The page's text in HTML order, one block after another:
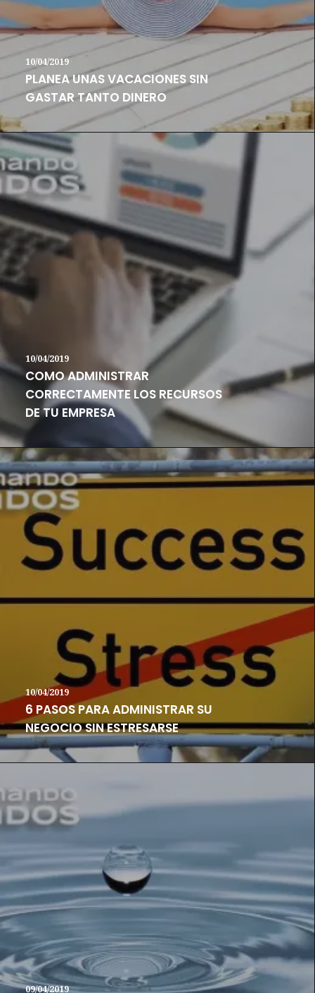
10/04/2019
PLANEA UNAS VACACIONES SIN
GASTAR TANTO DINERO
10/04/2019
COMO ADMINISTRAR
CORRECTAMENTE LOS RECURSOS
DE TU EMPRESA
10/04/2019
6 PASOS PARA ADMINISTRAR SU
NEGOCIO SIN ESTRESARSE
09/04/2019